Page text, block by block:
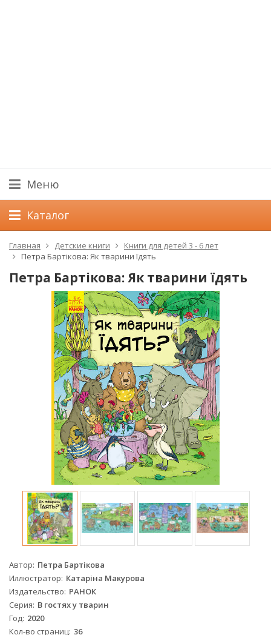
Меню
Каталог
Главная Детские книги
Книги для детей 3 - 6 лет
Петра Бартікова: Як тварини їдять
Петра Бартікова: Як тварини їдять
Автор Петра Бартікова
Иллюстратор Катаріна Макурова
Издательство РАНОК
Серия В гостях у тварин
Год 2020
Кол-во страниц 36